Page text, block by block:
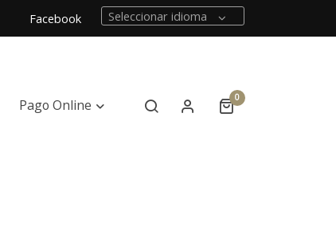
Facebook Seleccionar idioma
Pago Online 0